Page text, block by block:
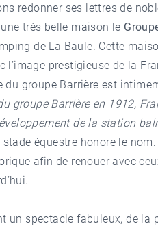
redonner ses lettres de
très belle maison le
de La Baule. Cette
l’image prestigieuse de la
du groupe Barrière est
groupe Barrière en 1912,
de la station
équestre honore le
afin de renouer avec
un spectacle fabuleux, de la